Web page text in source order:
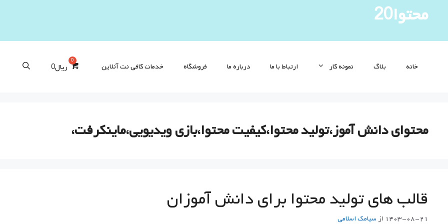
محتوا20
خانه بلاگ نمونه کار ارتباط با ما درباره ما فروشگاه خدمات کافی‌ نت آنلاین ریال0
محتوای دانش آموز،تولید محتوا،کیفیت محتوا،بازی ویدیویی،ماینکرفت،
قالب های تولید محتوا برای دانش آموزان
۱۴۰۳-۰۸-۲۱ از سيامك اسلامي